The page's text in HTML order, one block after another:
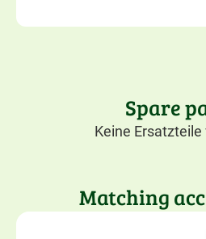
Spare
Keine
Matching